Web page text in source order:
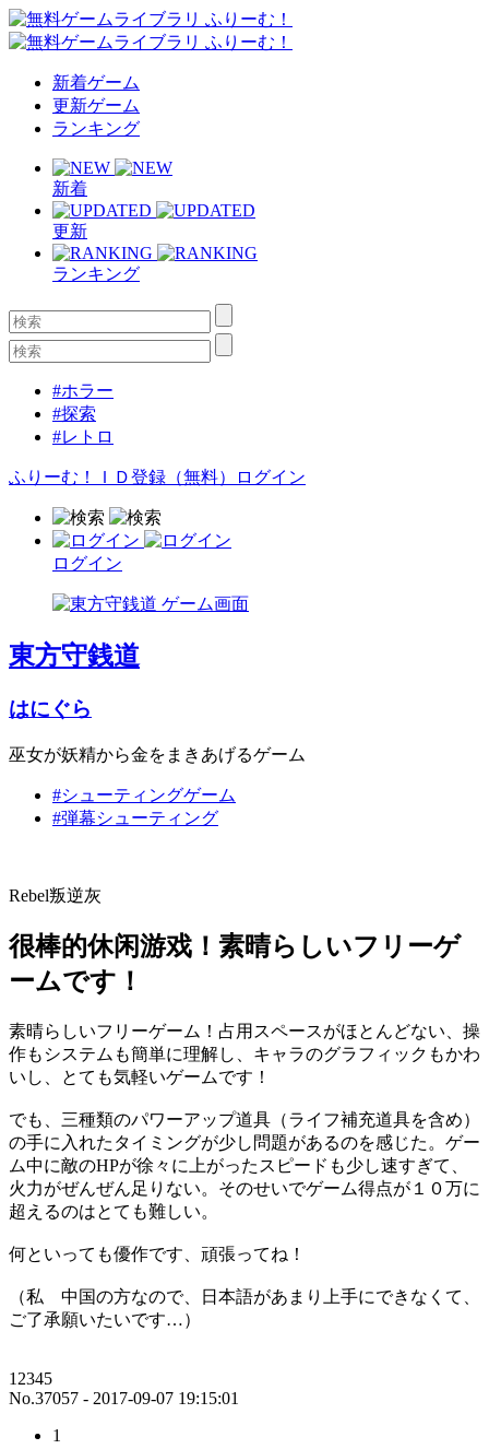
新着ゲーム
更新ゲーム
ランキング
新着
更新
ランキング
#ホラー
#探索
#レトロ
ふりーむ！ＩＤ登録（無料） ログイン
ログイン
東方守銭道
はにぐら
巫女が妖精から金をまきあげるゲーム
#シューティングゲーム
#弾幕シューティング
Rebel叛逆灰
很棒的休闲游戏！素晴らしいフリーゲ
ームです！
素晴らしいフリーゲーム！占用スペースがほとんどない、操
作もシステムも簡単に理解し、キャラのグラフィックもかわ
いし、とても気軽いゲームです！
でも、三種類のパワーアップ道具（ライフ補充道具を含め）
の手に入れたタイミングが少し問題があるのを感じた。ゲー
ム中に敵のHPが徐々に上がったスピードも少し速すぎて、
火力がぜんぜん足りない。そのせいでゲーム得点が１０万に
超えるのはとても難しい。
何といっても優作です、頑張ってね！
（私 中国の方なので、日本語があまり上手にできなくて、
ご了承願いたいです…）
12345
No.37057 - 2017-09-07 19:15:01
1